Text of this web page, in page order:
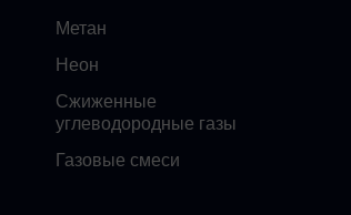
Метан
Неон
Сжиженные
углеводородные газы
Газовые смеси